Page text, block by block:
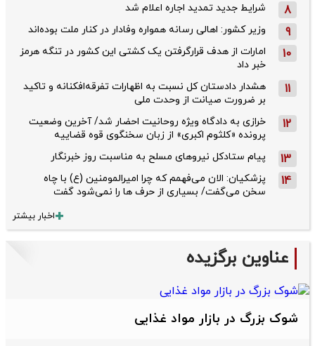
8 شرایط جدید تمدید اجاره اعلام شد
9 وزیر کشور: اهالی رسانه همواره وفادار در کنار ملت بوده‌اند
10
امارات از هدف قرارگرفتن یک کشتی این کشور در تنگه هرمز
خبر داد
11
هشدار دادستان کل نسبت به اظهارات تفرقه‌افکنانه و تاکید
بر ضرورت صیانت از وحدت ملی
12
خرازی به دادگاه ویژه روحانیت احضار شد/ آخرین وضعیت
پرونده «کلثوم اکبری» از زبان سخنگوی قوه قضاییه
13 پیام ستادکل نیروهای مسلح به مناسبت روز خبرنگار
14
پزشکیان: الان می‌فهمم که چرا امیرالمومنین (ع) با چاه
سخن می‌گفت/ بسیاری از حرف ها را نمی‌شود گفت
اخبار بیشتر
عناوین برگزیده
شوک بزرگ در بازار مواد غذایی